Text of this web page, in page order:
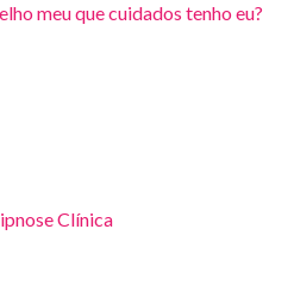
meu que cuidados tenho eu?
Clínica